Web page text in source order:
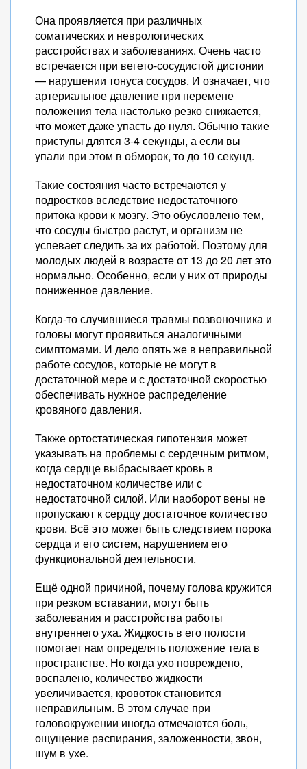
Она проявляется при различных
соматических и неврологических
расстройствах и заболеваниях. Очень часто
встречается при вегето-сосудистой дистонии
— нарушении тонуса сосудов. И означает, что
артериальное давление при перемене
положения тела настолько резко снижается,
что может даже упасть до нуля. Обычно такие
приступы длятся 3-4 секунды, а если вы
упали при этом в обморок, то до 10 секунд.
Такие состояния часто встречаются у
подростков вследствие недостаточного
притока крови к мозгу. Это обусловлено тем,
что сосуды быстро растут, и организм не
успевает следить за их работой. Поэтому для
молодых людей в возрасте от 13 до 20 лет это
нормально. Особенно, если у них от природы
пониженное давление.
Когда-то случившиеся травмы позвоночника и
головы могут проявиться аналогичными
симптомами. И дело опять же в неправильной
работе сосудов, которые не могут в
достаточной мере и с достаточной скоростью
обеспечивать нужное распределение
кровяного давления.
Также ортостатическая гипотензия может
указывать на проблемы с сердечным ритмом,
когда сердце выбрасывает кровь в
недостаточном количестве или с
недостаточной силой. Или наоборот вены не
пропускают к сердцу достаточное количество
крови. Всё это может быть следствием порока
сердца и его систем, нарушением его
функциональной деятельности.
Ещё одной причиной, почему голова кружится
при резком вставании, могут быть
заболевания и расстройства работы
внутреннего уха. Жидкость в его полости
помогает нам определять положение тела в
пространстве. Но когда ухо повреждено,
воспалено, количество жидкости
увеличивается, кровоток становится
неправильным. В этом случае при
головокружении иногда отмечаются боль,
ощущение распирания, заложенности, звон,
шум в ухе.